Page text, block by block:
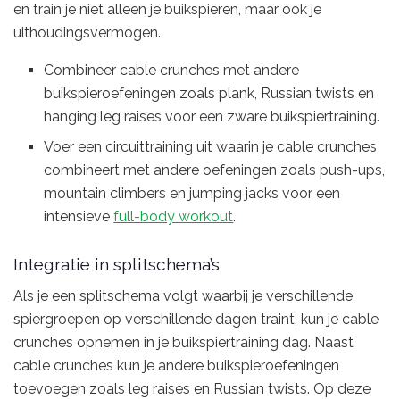
en train je niet alleen je buikspieren, maar ook je
uithoudingsvermogen.
Combineer cable crunches met andere
buikspieroefeningen zoals plank, Russian twists en
hanging leg raises voor een zware buikspiertraining.
Voer een circuittraining uit waarin je cable crunches
combineert met andere oefeningen zoals push-ups,
mountain climbers en jumping jacks voor een
intensievefull-body workout.
Integratie in splitschema’s
Als je een splitschema volgt waarbij je verschillende
spiergroepen op verschillende dagen traint, kun je cable
crunches opnemen in je buikspiertraining dag. Naast
cable crunches kun je andere buikspieroefeningen
toevoegen zoals leg raises en Russian twists. Op deze